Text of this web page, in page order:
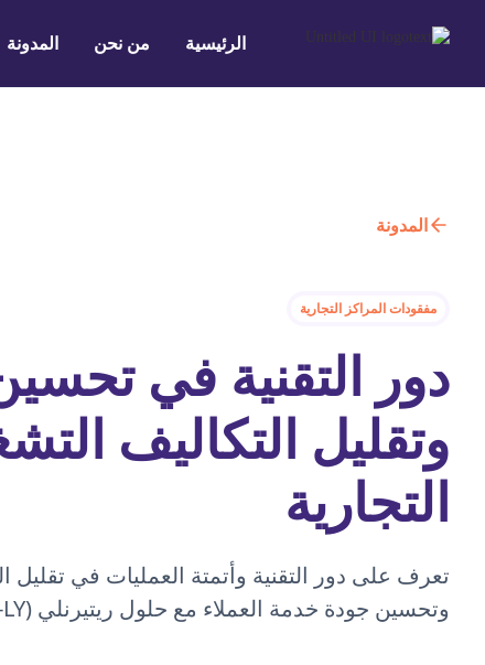
الرئيسية من نحن المدونة
المدونة
مفقودات المراكز التجارية
دور التقنية في
وتقليل التكاليف
التجارية
تعرف على دور التقنية وأتمتة العمليات في تقليل
وتحسين جودة خدمة العملاء مع حلول ريتيرنلي (RETURN-LY) الذكية.